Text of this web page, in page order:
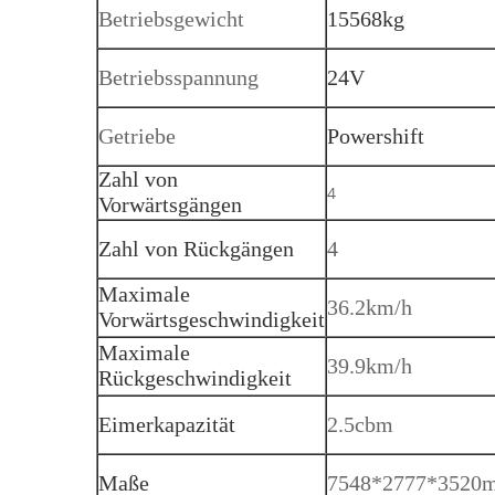
Betriebsgewicht 15568kg
Betriebsspannung 24V
Getriebe
Powershift
Zahl von
Vorwärtsgängen
4
Zahl von Rückgängen
4
Maximale
Vorwärtsgeschwindigkeit36.2km/h
Maximale
Rückgeschwindigkeit
39.9km/h
Eimerkapazität 2.5cbm
Maße